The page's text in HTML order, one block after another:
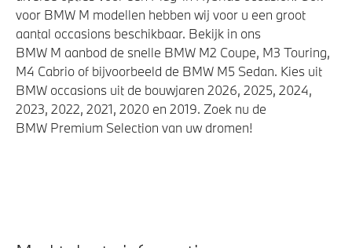
voor BMW M modellen hebben wij voor u een groot
aantal occasions beschikbaar. Bekijk in ons
BMW M aanbod de snelle BMW M2 Coupe, M3 Touring,
M4 Cabrio of bijvoorbeeld de BMW M5 Sedan. Kies uit
BMW occasions uit de bouwjaren 2026, 2025, 2024,
2023, 2022, 2021, 2020 en 2019. Zoek nu de
BMW Premium Selection van uw dromen!